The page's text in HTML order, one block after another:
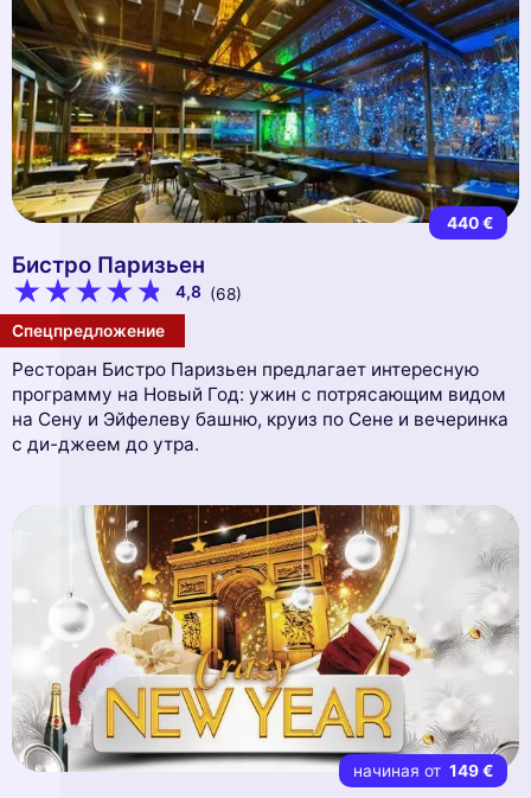
440 €
Бистро Паризьен
4,8 (68)
Спецпредложение
Ресторан Бистро Паризьен предлагает интересную
программу на Новый Год: ужин с потрясающим видом
на Сену и Эйфелеву башню, круиз по Сене и вечеринка
с ди-джеем до утра.
начиная от 149 €